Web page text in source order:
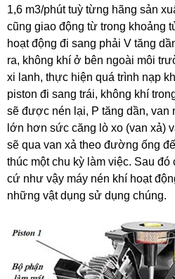
1,6 m3/phút tuỳ từng hãng sản
cũng giao động từ trong khoảng
hoạt động đi sang phải V tăng
ra, không khí ở bên ngoài môi
xi lanh, thực hiện quá trình nạp
piston đi sang trái, không khí
sẽ được nén lại, P tăng dần, van
lớn hơn sức căng lò xo (van xả)
sẽ qua van xả theo đường ống
thúc một chu kỳ làm việc. Sau
cứ như vậy máy nén khí hoạt
những vật dụng sử dụng chúng.